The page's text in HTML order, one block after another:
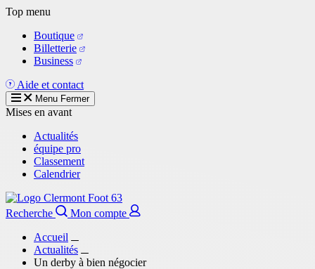
Aller
contenu
principal
Top menu
Boutique
Billetterie
Business
Aide et contact
Menu Fermer
Mises en avant
Actualités
équipe pro
Classement
Calendrier
Recherche
Mon compte
Accueil
Actualités
Un derby à bien négocier